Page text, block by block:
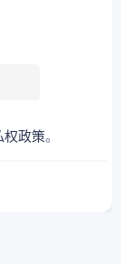
权政策。